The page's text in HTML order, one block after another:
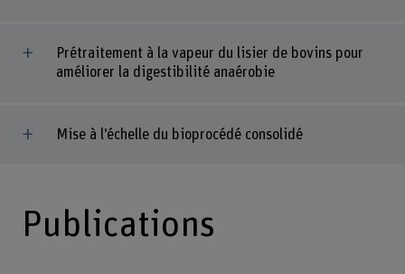
Prétraitement à la vapeur du lisier de bovins pour
améliorer la digestibilité anaérobie
Mise à l’échelle du bioprocédé consolidé
Publications